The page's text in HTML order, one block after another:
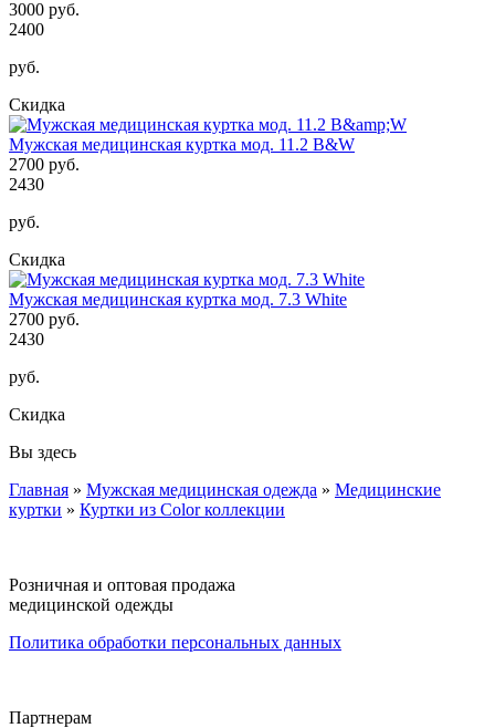
3000 руб.
2400
руб.
Скидка
Мужская медицинская куртка мод. 11.2 B&W
2700 руб.
2430
руб.
Скидка
Мужская медицинская куртка мод. 7.3 White
2700 руб.
2430
руб.
Скидка
Вы здесь
Главная » Мужская медицинская одежда » Медицинские
куртки » Куртки из Color коллекции
Розничная и оптовая продажа
медицинской одежды
Политика обработки персональных данных
Партнерам